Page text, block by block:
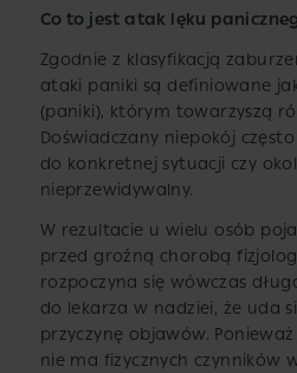
Co to jest atak lęku
Zgodnie z klasyfikacją
ataki paniki są definiowane
(paniki), którym towarzyszą
Doświadczany niepokój
do konkretnej sytuacji czy
nieprzewidywalny.
W rezultacie u wielu osób
przed groźną chorobą
rozpoczyna się wówczas
do lekarza w nadziei, że uda
przyczynę objawów.
nie ma fizycznych czynników